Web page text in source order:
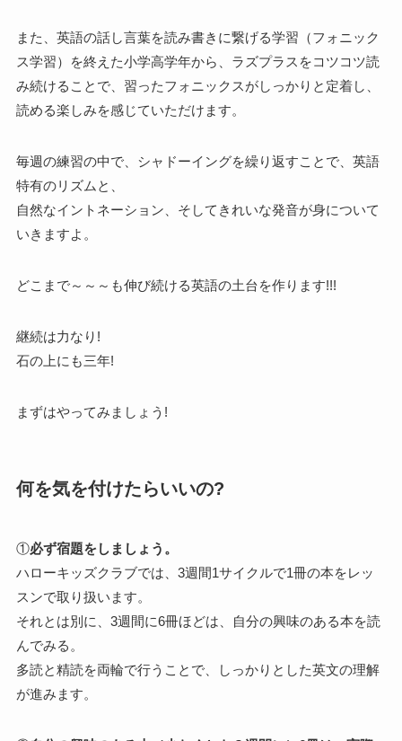
また、英語の話し言葉を読み書きに繋げる学習（フォニック
ス学習）を終えた小学高学年から、ラズプラスをコツコツ読
み続けることで、習ったフォニックスがしっかりと定着し、
読める楽しみを感じていただけます。
毎週の練習の中で、シャドーイングを繰り返すことで、英語
特有のリズムと、
自然なイントネーション、そしてきれいな発音が身について
いきますよ。
どこまで～～～も伸び続ける英語の土台を作ります!!!
継続は力なり!
石の上にも三年!
まずはやってみましょう!
何を気を付けたらいいの?
①必ず宿題をしましょう。
ハローキッズクラブでは、3週間1サイクルで1冊の本をレッ
スンで取り扱います。
それとは別に、3週間に6冊ほどは、自分の興味のある本を読
んでみる。
多読と精読を両輪で行うことで、しっかりとした英文の理解
が進みます。